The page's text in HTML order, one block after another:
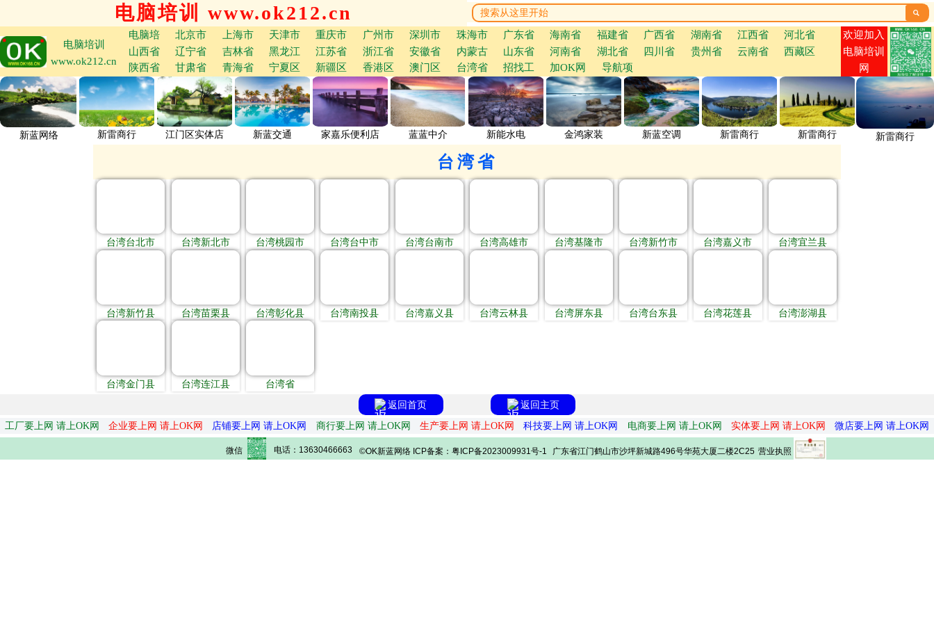
电脑培训 www.ok212.cn 
电脑培训
www.ok212.cn
电脑培 北京市 上海市 天津市 重庆市 广州市 深圳市 珠海市 广东省 海南省 福建省 广西省 湖南省 江西省
河北省
山西省
辽宁省 吉林省 黑龙江 江苏省 浙江省 安徽省 内蒙古 山东省 河南省 湖北省 四川省 贵州省 云南省
西藏区
陕西省
甘肃省 青海省 宁夏区 新疆区 香港区 澳门区 台湾省 招找工 加OK网 导航项
欢迎加入
电脑培训
网
新蓝网络 新雷商行 江门区实体店 新蓝交通 家嘉乐便利店 蓝蓝中介 新能水电 金鸿家装 新蓝空调 新雷商行 新雷商行 新雷商行
台湾省
台湾台北市 台湾新北市 台湾桃园市 台湾台中市 台湾台南市 台湾高雄市 台湾基隆市 台湾新竹市 台湾嘉义市 台湾宜兰县
台湾新竹县 台湾苗栗县 台湾彰化县 台湾南投县 台湾嘉义县 台湾云林县 台湾屏东县 台湾台东县 台湾花莲县 台湾澎湖县
台湾金门县 台湾连江县
台湾省
返回首页
返回主页
工厂要上网 请上OK网
企业要上网 请上OK网 店铺要上网 请上OK网 商行要上网 请上OK网 生产要上网 请上OK网 科技要上网 请上OK网 电商要上网 请上OK网 实体要上网 请上OK网 微店要上网 请上OK网
微信 电话：13630466663 ©OK新蓝网络 ICP备案：粤ICP备2023009931号-1 广东省江门鹤山市沙坪新城路496号华苑大厦二楼2C25 营业执照